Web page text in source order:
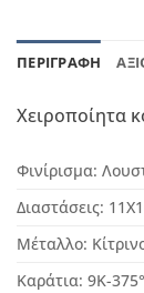
ΠΕΡΙΓΡΑΦΉ
Χειροποίητα
Φινίρισμα:
Διαστάσεις: 11
Μέταλλο:
Καράτια: 9Κ-375°